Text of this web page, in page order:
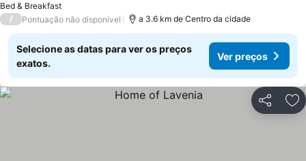
Bed & Breakfast
/ Pontuação não disponível a 3.6 km de Centro da cidade
Selecione as datas para ver os preços
exatos.
Ver preços
Partilhar